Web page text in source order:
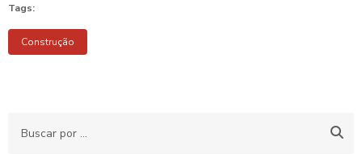
Tags:
Construção